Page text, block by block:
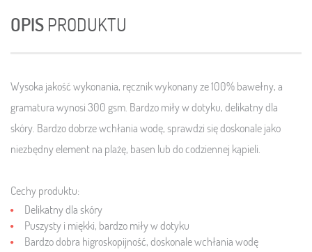
OPIS PRODUKTU
Wysoka jakość wykonania, ręcznik wykonany ze 100% bawełny, a
gramatura wynosi 300 gsm. Bardzo miły w dotyku, delikatny dla
skóry. Bardzo dobrze wchłania wodę, sprawdzi się doskonale jako
niezbędny element na plażę, basen lub do codziennej kąpieli.
Cechy produktu:
Delikatny dla skóry
Puszysty i miękki, bardzo miły w dotyku
Bardzo dobra higroskopijność, doskonale wchłania wodę